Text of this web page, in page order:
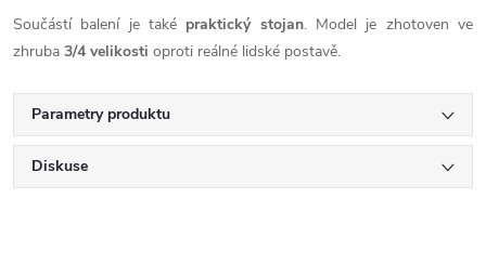
Součástí balení je také praktický stojan. Model je zhotoven ve
zhruba 3/4 velikosti oproti reálné lidské postavě.
Parametry produktu
Diskuse